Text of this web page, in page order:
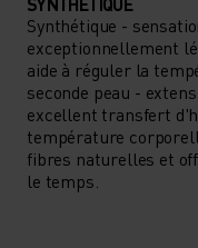
Synthétique -
exceptionnellement
aide à réguler la
seconde peau -
excellent transfert
température
fibres naturelles et
le temps.